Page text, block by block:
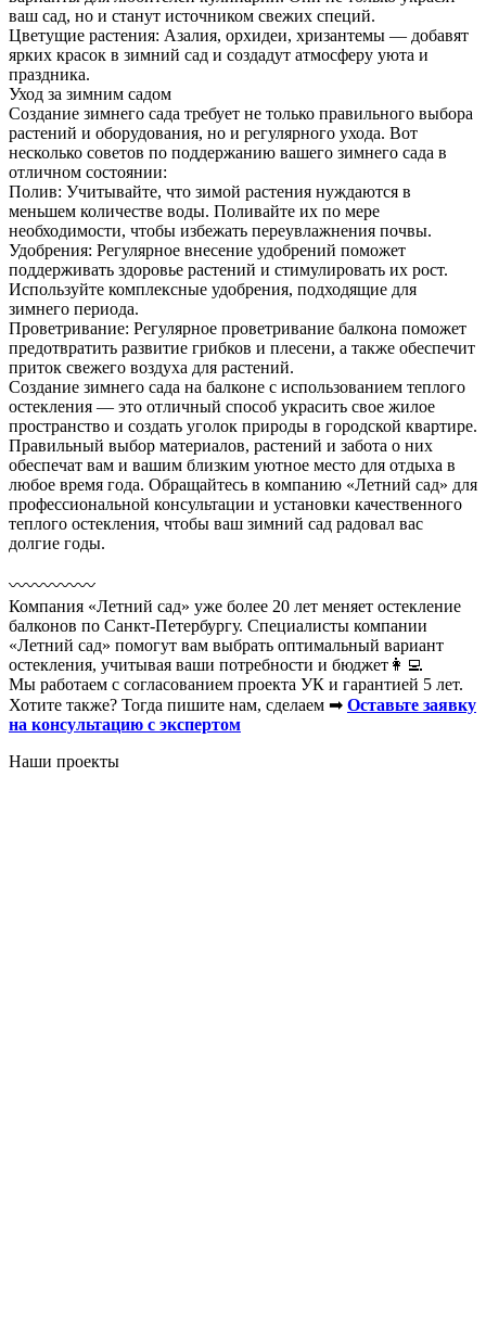
ваш сад, но и станут источником свежих специй.
Цветущие растения: Азалия, орхидеи, хризантемы — добавят
ярких красок в зимний сад и создадут атмосферу уюта и
праздника.
Уход за зимним садом
Создание зимнего сада требует не только правильного выбора
растений и оборудования, но и регулярного ухода. Вот
несколько советов по поддержанию вашего зимнего сада в
отличном состоянии:
Полив: Учитывайте, что зимой растения нуждаются в
меньшем количестве воды. Поливайте их по мере
необходимости, чтобы избежать переувлажнения почвы.
Удобрения: Регулярное внесение удобрений поможет
поддерживать здоровье растений и стимулировать их рост.
Используйте комплексные удобрения, подходящие для
зимнего периода.
Проветривание: Регулярное проветривание балкона поможет
предотвратить развитие грибков и плесени, а также обеспечит
приток свежего воздуха для растений.
Создание зимнего сада на балконе с использованием теплого
остекления — это отличный способ украсить свое жилое
пространство и создать уголок природы в городской квартире.
Правильный выбор материалов, растений и забота о них
обеспечат вам и вашим близким уютное место для отдыха в
любое время года. Обращайтесь в компанию «Летний сад» для
профессиональной консультации и установки качественного
теплого остекления, чтобы ваш зимний сад радовал вас
долгие годы.
〰️〰️〰️〰️〰️
Компания «Летний сад» уже более 20 лет меняет остекление
балконов по Санкт-Петербургу. Специалисты компании
«Летний сад» помогут вам выбрать оптимальный вариант
остекления, учитывая ваши потребности и бюджет👩‍💻
Мы работаем с согласованием проекта УК и гарантией 5 лет.
Хотите также? Тогда пишите нам, сделаем ➡ Оставьте заявку
на консультацию с экспертом
Наши проекты